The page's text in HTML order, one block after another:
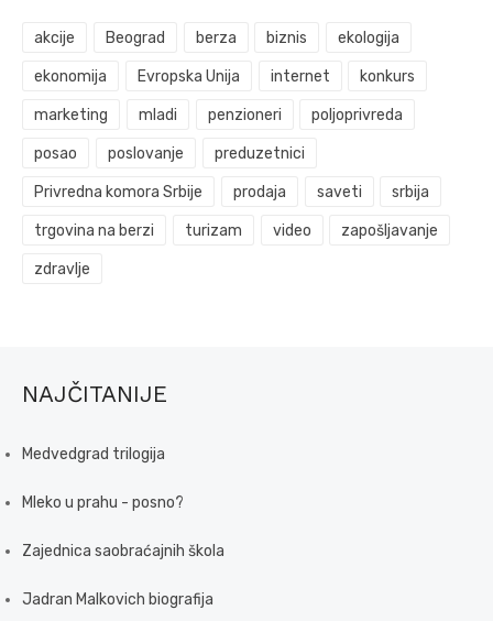
akcije Beograd berza biznis ekologija
ekonomija Evropska Unija internet konkurs
marketing mladi penzioneri poljoprivreda
posao poslovanje preduzetnici
Privredna komora Srbije prodaja saveti srbija
trgovina na berzi turizam video zapošljavanje
zdravlje
NAJČITANIJE
Medvedgrad trilogija
Mleko u prahu - posno?
Zajednica saobraćajnih škola
Jadran Malkovich biografija